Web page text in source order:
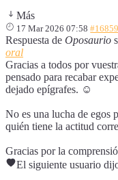
Más
17 Mar 2026 07:58
Respuesta de Oposaurio
oral
Gracias a todos por
pensado para recabar
dejado epígrafes. ☺️
No es una lucha de egos
quién tiene la actitud
Gracias por la
El siguiente usuario